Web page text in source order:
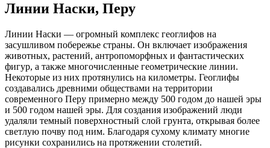
Линии Наски, Перу
Линии Наски — огромный комплекс геоглифов на
засушливом побережье страны. Он включает изображения
животных, растений, антропоморфных и фантастических
фигур, а также многочисленные геометрические линии.
Некоторые из них протянулись на километры. Геоглифы
создавались древними обществами на территории
современного Перу примерно между 500 годом до нашей эры
и 500 годом нашей эры. Для создания изображений люди
удаляли темный поверхностный слой грунта, открывая более
светлую почву под ним. Благодаря сухому климату многие
рисунки сохранились на протяжении столетий.